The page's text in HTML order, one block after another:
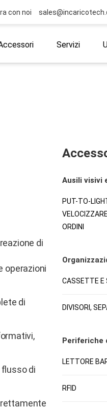
con noi
Servizi
di
operazioni
di
di
Ausili visivi
PUT-TO-
ORDINI
CASSETTE E
DIVISORI,
Periferiche
LETTORE
RFID